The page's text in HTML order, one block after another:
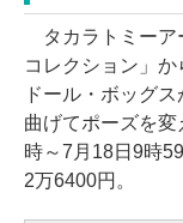
タカラトミーア
コレクション」
ドール・ボッグ
曲げてポーズを
時～7月18日9時
2万6400円。